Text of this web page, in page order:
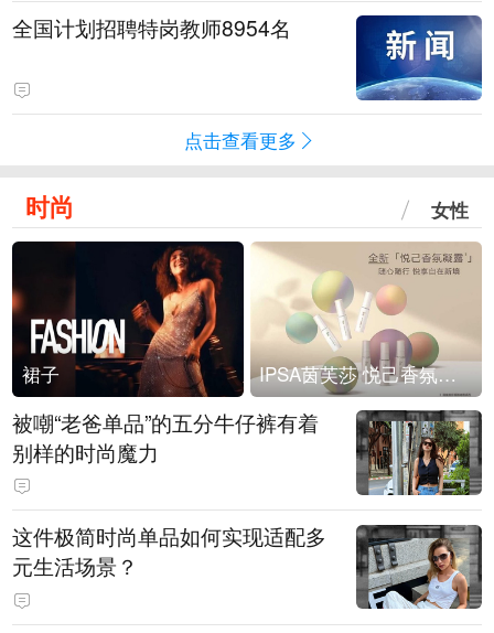
全国计划招聘特岗教师8954名
点击查看更多
时尚 女性
裙子 IPSA茵芙莎 悦己香氛凝露上市
被嘲“老爸单品”的五分牛仔裤有着
别样的时尚魔力
这件极简时尚单品如何实现适配多
元生活场景？